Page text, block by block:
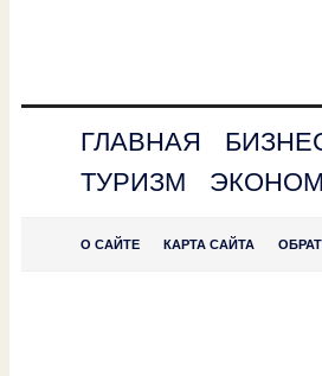
ГЛАВНАЯ
ТУРИЗМ
О САЙТЕ КАРТА САЙТА